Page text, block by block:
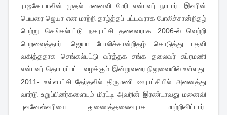
ராஜகோபாலின் முதல் மனைவி மேரி என்பவர் நாடார். இவரின்
பெயரை ஜெயா என மாற்றி தாழ்த்தப் பட்டவராக போலிச்சான்றிதழ்
பெற்று செங்கல்பட்டு நகராட்சி தலைவராக 2006-ல் வெற்றி
பெறவைத்தார். ஜெயா போலிச்சான்றிதழ் கொடுத்து பதவி
வகித்ததாக செங்கல்பட்டு வர்த்தக சங்க தலைவர் சுப்ரமணி
என்பவர் தொடரப்பட்ட வழக்கும் இன்றுவரை நிலுவையில் உள்ளது.
2011- உள்ளாட்சி தேர்தலில் திருமணி ஊராட்சியில் அனைத்து
வார்டு உறுப்பினர்களையும் மிரட்டி அவரின் இரண்டாவது மனைவி
புவனேஸ்வரியை துணைத்தலைவராக மாற்றிவிட்டார்.